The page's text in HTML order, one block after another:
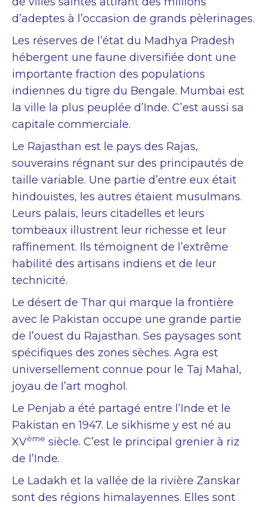
d’adeptes à l’occasion de grands pèlerinages.
Les réserves de l’état du Madhya Pradesh
hébergent une faune diversifiée dont une
importante fraction des populations
indiennes du tigre du Bengale. Mumbai est
la ville la plus peuplée d’Inde. C’est aussi sa
capitale commerciale.
Le Rajasthan est le pays des Rajas,
souverains régnant sur des principautés de
taille variable. Une partie d’entre eux était
hindouistes, les autres étaient musulmans.
Leurs palais, leurs citadelles et leurs
tombeaux illustrent leur richesse et leur
raffinement. Ils témoignent de l’extrême
habilité des artisans indiens et de leur
technicité.
Le désert de Thar qui marque la frontière
avec le Pakistan occupe une grande partie
de l’ouest du Rajasthan. Ses paysages sont
spécifiques des zones sèches. Agra est
universellement connue pour le Taj Mahal,
joyau de l’art moghol.
Le Penjab a été partagé entre l’Inde et le
Pakistan en 1947. Le sikhisme y est né au
XVème siècle. C’est le principal grenier à riz
de l’Inde.
Le Ladakh et la vallée de la rivière Zanskar
sont des régions himalayennes. Elles sont